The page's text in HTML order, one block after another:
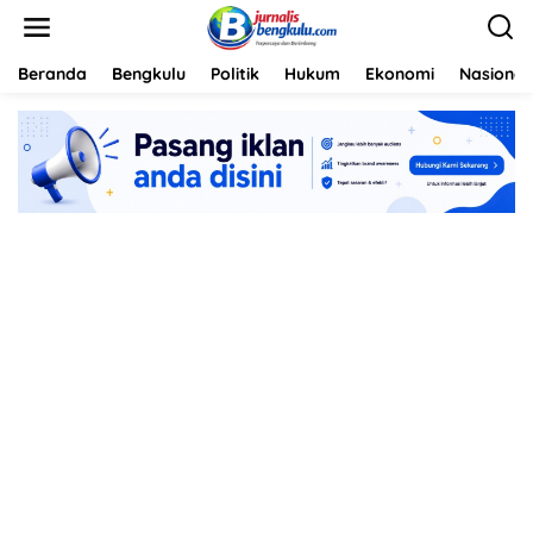
Beranda Bengkulu Politik Hukum Ekonomi Nasional